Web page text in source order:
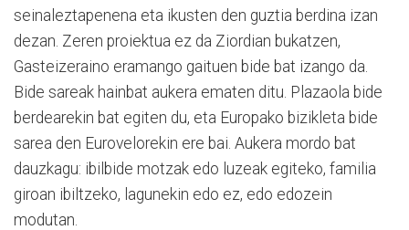
seinaleztapenena eta ikusten den guztia berdina izan
dezan. Zeren proiektua ez da Ziordian bukatzen,
Gasteizeraino eramango gaituen bide bat izango da.
Bide sareak hainbat aukera ematen ditu. Plazaola bide
berdearekin bat egiten du, eta Europako bizikleta bide
sarea den Eurovelorekin ere bai. Aukera mordo bat
dauzkagu: ibilbide motzak edo luzeak egiteko, familia
giroan ibiltzeko, lagunekin edo ez, edo edozein
modutan.